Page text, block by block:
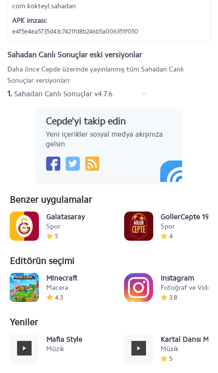
com.kokteyl.sahadan
APK imzası:
e4f5e4ea5735d43c7421fd8b246b5a006351f050
Sahadan Canlı Sonuçlar eski versiyonlar
Daha önce Cepde üzerinde yayınlanmış tüm Sahadan Canlı
Sonuçlar versiyonları:
1. Sahadan Canlı Sonuçlar v4.7.6
Cepde'yi takip edin
Yeni içerikler sosyal medya akışınıza
gelsin
Benzer uygulamalar
Galatasaray
Spor
5
GollerCepte 1905
Spor
4
Editörün seçimi
Minecraft
Macera
4.3
Instagram
Fotoğraf ve Video
3.8
Yeniler
Mafia Style
Müzik
Kartal Dansı
Müzik
5